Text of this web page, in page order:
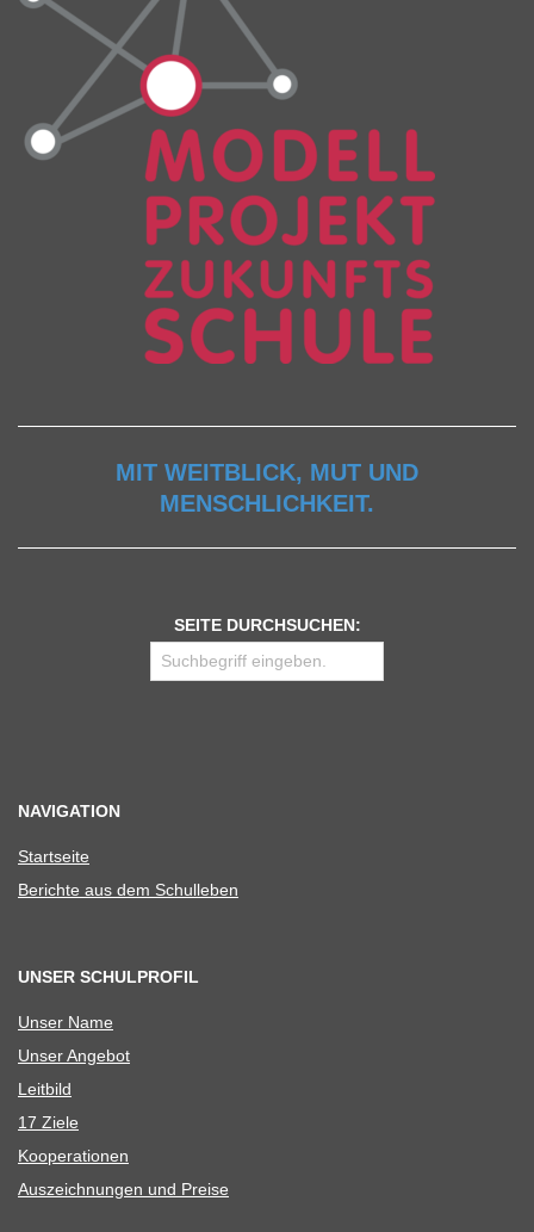
MIT WEITBLICK, MUT UND
MENSCHLICHKEIT.
SEITE DURCHSUCHEN:
NAVIGATION
Start­seite
Berichte aus dem Schulleben
UNSER SCHULPROFIL
Unser Name
Unser Ange­bot
Leit­bild
17 Ziele
Koope­ra­tio­nen
Aus­zeich­nun­gen und Preise